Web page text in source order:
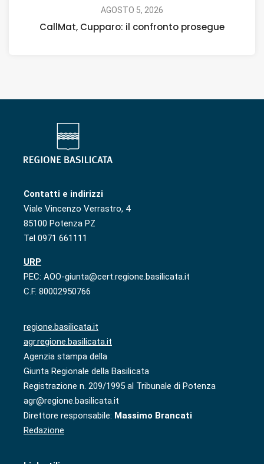
AGOSTO 5, 2026
CallMat, Cupparo: il confronto prosegue
Contatti e indirizzi
Viale Vincenzo Verrastro, 4
85100 Potenza PZ
Tel 0971 661111
URP
PEC: AOO-giunta@cert.regione.basilicata.it
C.F. 80002950766
regione.basilicata.it
agr.regione.basilicata.it
Agenzia stampa della
Giunta Regionale della Basilicata
Registrazione n. 209/1995 al Tribunale di Potenza
agr@regione.basilicata.it
Direttore responsabile: Massimo Brancati
Redazione